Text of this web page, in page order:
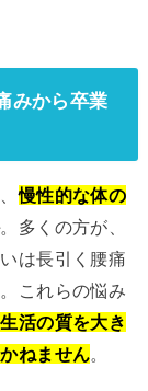
みから卒業
慢性的な体の
。多くの方が、
は長引く腰痛
これらの悩み
活の質を大き
ねません。